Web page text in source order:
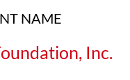
NAME
Inc.